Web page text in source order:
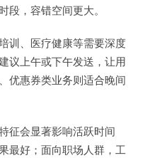
段，容错空间更大。
训、医疗健康等需要深度
议上午或下午发送，让用
优惠券类业务则适合晚间
征会显著影响活跃时间
最好；面向职场人群，工